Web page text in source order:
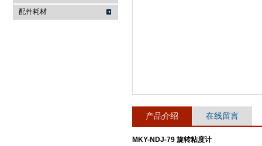
配件耗材
产品介绍 在线留言
MKY-NDJ-79 旋转粘度计